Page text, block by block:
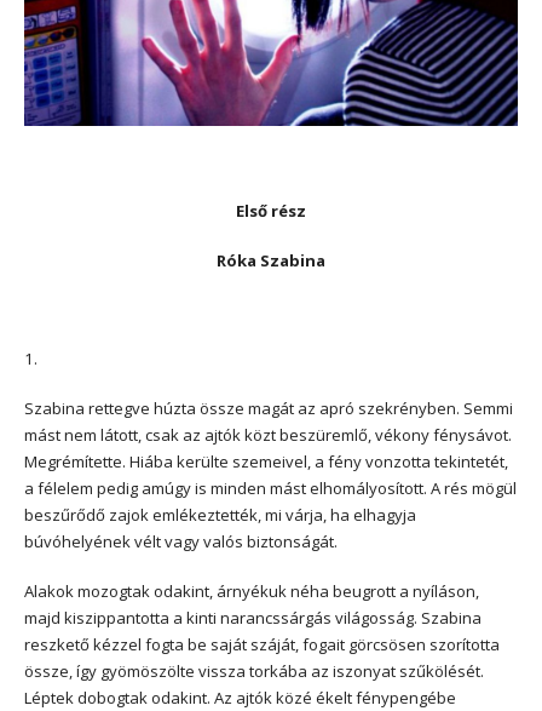
Első rész
Róka Szabina
1.
Szabina rettegve húzta össze magát az apró szekrényben. Semmi
mást nem látott, csak az ajtók közt beszüremlő, vékony fénysávot.
Megrémítette. Hiába kerülte szemeivel, a fény vonzotta tekintetét,
a félelem pedig amúgy is minden mást elhomályosított. A rés mögül
beszűrődő zajok emlékeztették, mi várja, ha elhagyja
búvóhelyének vélt vagy valós biztonságát.
Alakok mozogtak odakint, árnyékuk néha beugrott a nyíláson,
majd kiszippantotta a kinti narancssárgás világosság. Szabina
reszkető kézzel fogta be saját száját, fogait görcsösen szorította
össze, így gyömöszölte vissza torkába az iszonyat szűkölését.
Léptek dobogtak odakint. Az ajtók közé ékelt fénypengébe